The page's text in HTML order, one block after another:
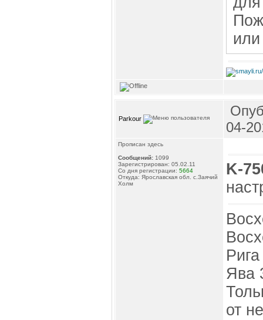
Parkour
04-
Прописан здесь
Сообщений: 1099
Зарегистрирован: 05.02.11
Со дня регистрации: 5664
Откуда: Ярославская обл. с.Заячий
Холм
K-
Рига
Ява
от